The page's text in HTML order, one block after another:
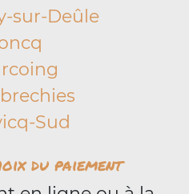
sur-Deûle
Sud
du paiement